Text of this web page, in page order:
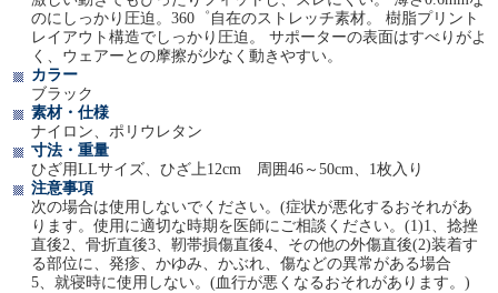
のにしっかり圧迫。360゜自在のストレッチ素材。 樹脂プリント
レイアウト構造でしっかり圧迫。 サポーターの表面はすべりがよ
く、ウェアーとの摩擦が少なく動きやすい。
カラー
ブラック
素材・仕様
ナイロン、ポリウレタン
寸法・重量
ひざ用LLサイズ、ひざ上12cm 周囲46～50cm、1枚入り
注意事項
次の場合は使用しないでください。(症状が悪化するおそれがあ
ります。使用に適切な時期を医師にご相談ください。(1)1、捻挫
直後2、骨折直後3、靭帯損傷直後4、その他の外傷直後(2)装着す
る部位に、発疹、かゆみ、かぶれ、傷などの異常がある場合
5、就寝時に使用しない。(血行が悪くなるおそれがあります。)